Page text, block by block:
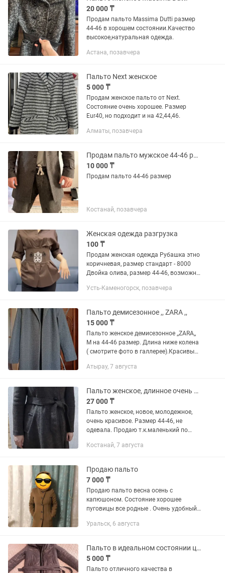
20 000 ₸
Продам пальто Massima Dutti размер
44-46 в хорошем состоянии.Качество
высокое,натуральная одежда.
Астана, позавчера
Пальто Next женское
5 000 ₸
Продам женское пальто от Next.
Состояние очень хорошее. Размер
Eur40, но подходит и на 42,44,46.
Алматы, позавчера
Продам пальто мужское 44-46 размер в хорошем состоянии.
10 000 ₸
Продам пальто 44-46 размер
Костанай, позавчера
Женская одежда разгрузка
100 ₸
Продам женская одежда Рубашка этно
коричневая, размер стандарт - 8000
Двойка олива, размер 44-46, возможно
стандарт 9000 Платье изумрудное 42-
Усть-Каменогорск, позавчера
Пальто демисезонное ,, ZARA ,,
15 000 ₸
Пальто женское демисезонное ,,ZARA,,
М на 44-46 размер. Длина ниже колена
( смотрите фото в галлерее).Красивый
Атырау, 7 августа
Пальто женское, длинное очень красивое, новое, не одевала.
27 000 ₸
Пальто женское, новое, молодежное,
очень красивое. Размер 44-46, не
одевала. Продаю т.к.маленький по
Костанай, 7 августа
Продаю пальто
7 000 ₸
Продаю пальто весна осень с
капюшоном. Состояние хорошее
пуговицы все родные . Очень удобный
Размер 44 -46 . Покупала 3 года назад
Уральск, 6 августа
Пальто в идеальном состоянии цвет сиреневый ! Теплое удобное
5 000 ₸
Пальто отличного качества в